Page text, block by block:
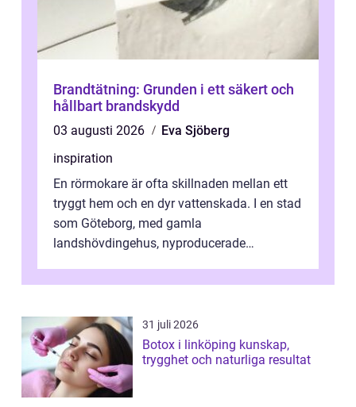
Brandtätning: Grunden i ett säkert och
hållbart brandskydd
03 augusti 2026
Eva Sjöberg
inspiration
En rörmokare är ofta skillnaden mellan ett
tryggt hem och en dyr vattenskada. I en stad
som Göteborg, med gamla
landshövdingehus, nyproducerade
ställs höga k...
31 juli 2026
Botox i linköping kunskap,
trygghet och naturliga resultat